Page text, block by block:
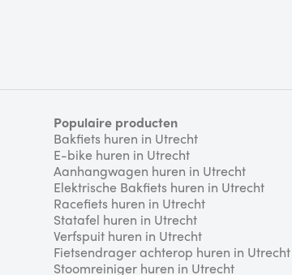
Populaire producten
Bakfiets huren in Utrecht
E-bike huren in Utrecht
Aanhangwagen huren in Utrecht
Elektrische Bakfiets huren in Utrecht
Racefiets huren in Utrecht
Statafel huren in Utrecht
Verfspuit huren in Utrecht
Fietsendrager achterop huren in Utrecht
Stoomreiniger huren in Utrecht